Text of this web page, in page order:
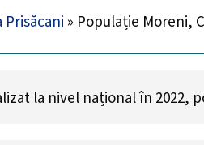
Prisăcani » Populație Moreni,
la nivel național în 2022,